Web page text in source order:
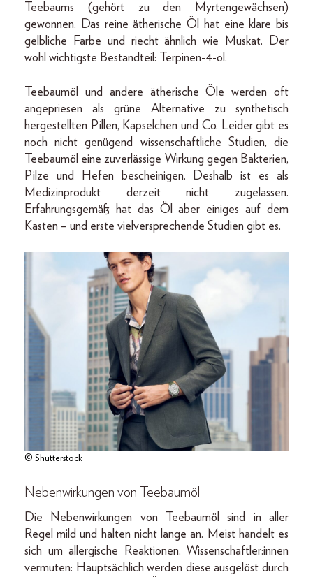
Teebaums (gehört zu den Myrtengewächsen)
gewonnen. Das reine ätherische Öl hat eine klare bis
gelbliche Farbe und riecht ähnlich wie Muskat. Der
wohl wichtigste Bestandteil: Terpinen-4-ol.
Teebaumöl und andere ätherische Öle werden oft
angepriesen als grüne Alternative zu synthetisch
hergestellten Pillen, Kapselchen und Co. Leider gibt es
noch nicht genügend wissenschaftliche Studien, die
Teebaumöl eine zuverlässige Wirkung gegen Bakterien,
Pilze und Hefen bescheinigen. Deshalb ist es als
Medizinprodukt derzeit nicht zugelassen.
Erfahrungsgemäß hat das Öl aber einiges auf dem
Kasten – und erste vielversprechende Studien gibt es.
© Shutterstock
Nebenwirkungen von Teebaumöl
Die Nebenwirkungen von Teebaumöl sind in aller
Regel mild und halten nicht lange an. Meist handelt es
sich um allergische Reaktionen. Wissenschaftler:innen
vermuten: Hauptsächlich werden diese ausgelöst durch